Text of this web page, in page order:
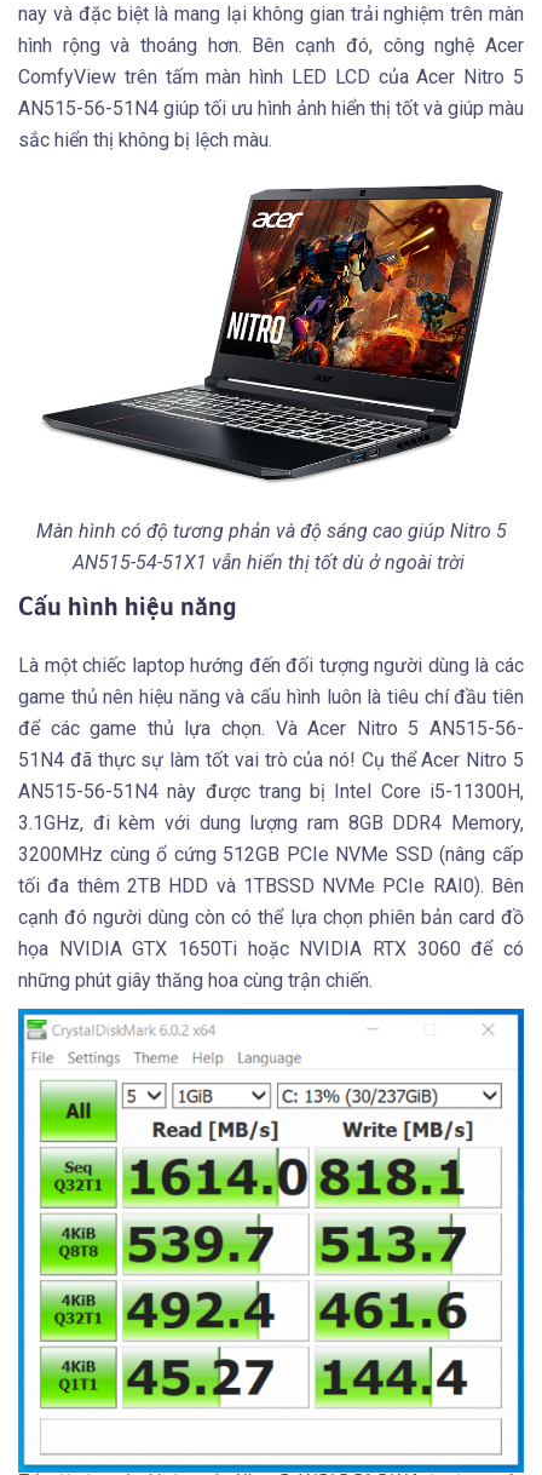
nay và đặc biệt là mang lại không gian trải nghiệm trên màn
hình rộng và thoáng hơn. Bên cạnh đó, công nghệ Acer
ComfyView trên tấm màn hình LED LCD của Acer Nitro 5
AN515-56-51N4 giúp tối ưu hình ảnh hiển thị tốt và giúp màu
sắc hiển thị không bị lệch màu.
Màn hình có độ tương phản và độ sáng cao giúp Nitro 5
AN515-54-51X1 vẫn hiển thị tốt dù ở ngoài trời
Cấu hình hiệu năng
Là một chiếc laptop hướng đến đối tượng người dùng là các
game thủ nên hiệu năng và cấu hình luôn là tiêu chí đầu tiên
để các game thủ lựa chọn. Và Acer Nitro 5 AN515-56-
51N4 đã thực sự làm tốt vai trò của nó! Cụ thể Acer Nitro 5
AN515-56-51N4 này được trang bị Intel Core i5-11300H,
3.1GHz, đi kèm với dung lượng ram 8GB DDR4 Memory,
3200MHz cùng ổ cứng 512GB PCIe NVMe SSD (nâng cấp
tối đa thêm 2TB HDD và 1TBSSD NVMe PCIe RAI0). Bên
cạnh đó người dùng còn có thể lựa chọn phiên bản card đồ
họa NVIDIA GTX 1650Ti hoặc NVIDIA RTX 3060 để có
những phút giây thăng hoa cùng trận chiến.